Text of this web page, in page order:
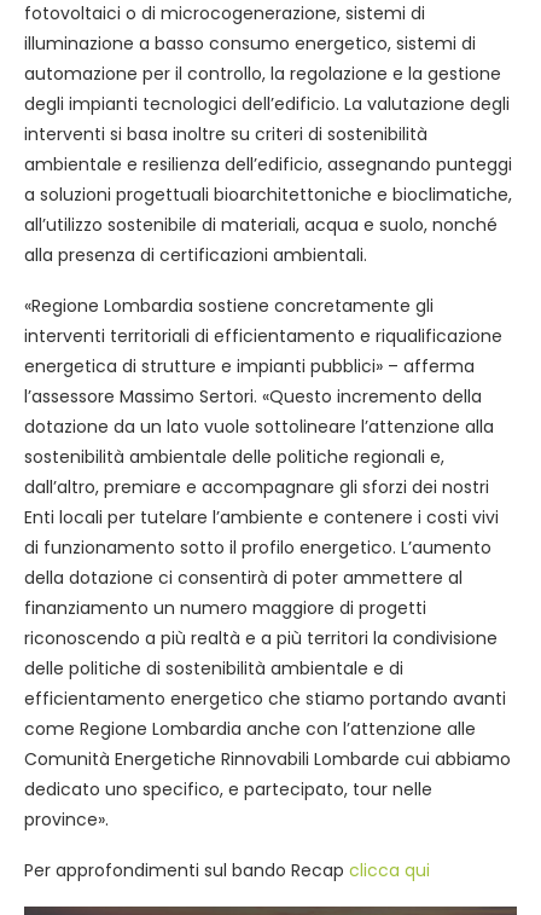
fotovoltaici o di microcogenerazione, sistemi di
illuminazione a basso consumo energetico, sistemi di
automazione per il controllo, la regolazione e la gestione
degli impianti tecnologici dell’edificio. La valutazione degli
interventi si basa inoltre su criteri di sostenibilità
ambientale e resilienza dell’edificio, assegnando punteggi
a soluzioni progettuali bioarchitettoniche e bioclimatiche,
all’utilizzo sostenibile di materiali, acqua e suolo, nonché
alla presenza di certificazioni ambientali.
«Regione Lombardia sostiene concretamente gli
interventi territoriali di efficientamento e riqualificazione
energetica di strutture e impianti pubblici» – afferma
l’assessore Massimo Sertori. «Questo incremento della
dotazione da un lato vuole sottolineare l’attenzione alla
sostenibilità ambientale delle politiche regionali e,
dall’altro, premiare e accompagnare gli sforzi dei nostri
Enti locali per tutelare l’ambiente e contenere i costi vivi
di funzionamento sotto il profilo energetico. L’aumento
della dotazione ci consentirà di poter ammettere al
finanziamento un numero maggiore di progetti
riconoscendo a più realtà e a più territori la condivisione
delle politiche di sostenibilità ambientale e di
efficientamento energetico che stiamo portando avanti
come Regione Lombardia anche con l’attenzione alle
Comunità Energetiche Rinnovabili Lombarde cui abbiamo
dedicato uno specifico, e partecipato, tour nelle
province».
Per approfondimenti sul bando Recap clicca qui